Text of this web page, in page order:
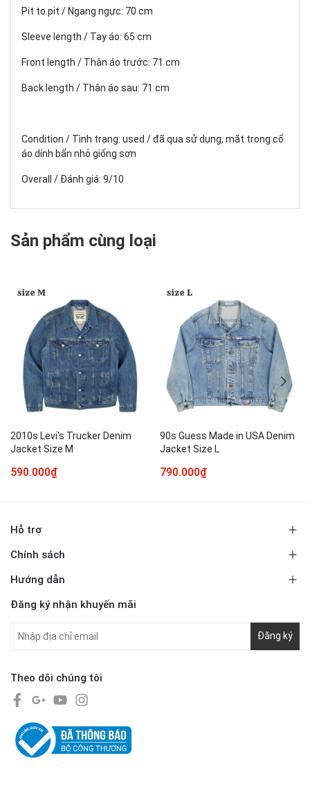
Pit to pit / Ngang ngực: 70 cm
Sleeve length / Tay áo: 65 cm
Front length / Thân áo trước: 71 cm
Back length / Thân áo sau: 71 cm
Condition / Tình trạng: used / đã qua sử dụng, mặt trong cổ
áo dính bẩn nhỏ giống sơn
Overall / Đánh giá: 9/10
Sản phẩm cùng loại
2010s Levi's Trucker Denim
Jacket Size M
590.000₫
90s Guess Made in USA Denim
Jacket Size L
790.000₫
Hỗ trợ
Chính sách
Hướng dẫn
Đăng ký nhận khuyến mãi
Đăng ký
Theo dõi chúng tôi